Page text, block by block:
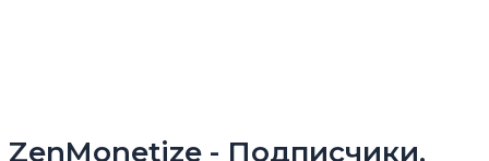
ZenMonetize - Подписчики,